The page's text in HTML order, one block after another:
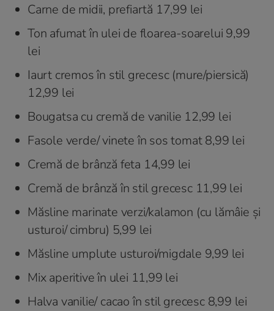
Carne de midii, prefiartă 17,99 lei
Ton afumat în ulei de floarea-soarelui 9,99
lei
Iaurt cremos în stil grecesc (mure/piersică)
12,99 lei
Bougatsa cu cremă de vanilie 12,99 lei
Fasole verde/ vinete în sos tomat 8,99 lei
Cremă de brânză feta 14,99 lei
Cremă de brânză în stil grecesc 11,99 lei
Măsline marinate verzi/kalamon (cu lămâie și
usturoi/ cimbru) 5,99 lei
Măsline umplute usturoi/migdale 9,99 lei
Mix aperitive în ulei 11,99 lei
Halva vanilie/ cacao în stil grecesc 8,99 lei